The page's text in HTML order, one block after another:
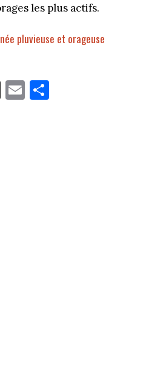
les plus actifs.
pluvieuse et orageuse
X E
m
Pa
rt